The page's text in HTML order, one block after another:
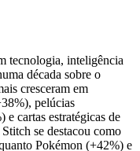
tecnologia, inteligência
década sobre o
cresceram em
pelúcias
cartas estratégicas de
se destacou como
Pokémon (+42%) e